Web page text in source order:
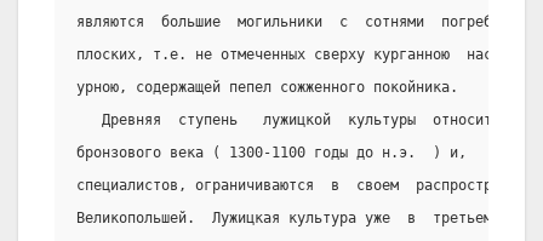
являются  большие  могильники  с  сотнями
плоских, т.е. не отмеченных сверху курганною
урною, содержащей пепел сожженного покойника.
Древняя  ступень   лужицкой  культуры  относится
бронзового века ( 1300-1100 годы до н.э.  ) и,   по
специалистов, ограничиваются  в  своем
Великопольшей.  Лужицкая культура уже  в  третьем